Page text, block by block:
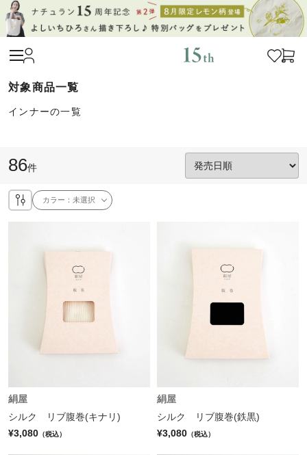
インナーの一覧
86件
カラー：未選択
絹屋
シルク リブ腹巻(キナリ)
¥3,080 （税込）
絹屋
シルク リブ腹巻(鉄黒)
¥3,080 （税込）